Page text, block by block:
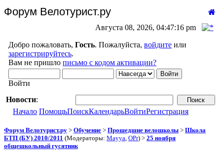
Форум Велотурист.ру
Августа 08, 2026, 04:47:16 pm
Добро пожаловать, Гость. Пожалуйста, войдите или
зарегистрируйтесь.
Вам не пришло письмо с кодом активации?
Войти
Новости:
Начало ПомощьПоискКалендарьВойтиРегистрация
Форум Велотурист.ру > Обучение > Прошедшие велошколы > Школа
БТП (БУ) 2010/2011 (Модераторы: Mayya OPr) > 25 ноября
общешкольный гусятник